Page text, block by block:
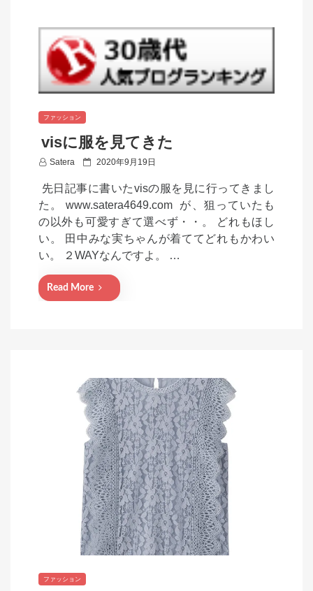
ファッション
visに服を見てきた
Satera
P
s
t
e
d
o
2020年9月19日
先日記事に書いたvisの服を見に行ってきまし
た。 www.satera4649.com が、狙っていたも
の以外も可愛すぎて選べず・・。 どれもほし
い。 田中みな実ちゃんが着ててどれもかわい
い。 ２WAYなんですよ。 …
Read More
ファッション